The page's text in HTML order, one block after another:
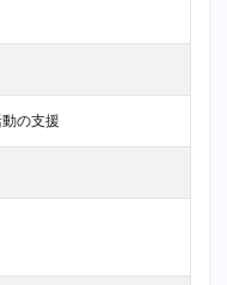
の支援